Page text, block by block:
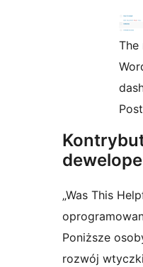
The
„Was This
Poniższe
rozwój